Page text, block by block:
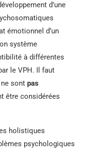
d’une
émotionnel d’un
système
à différentes
le VPH. Il faut
sont pas
être considérées
holistiques
psychologiques